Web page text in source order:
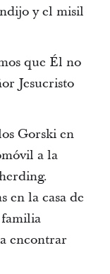
y el misil
que Él no
Jesucristo
Gorski en
a la
en la casa de
encontrar